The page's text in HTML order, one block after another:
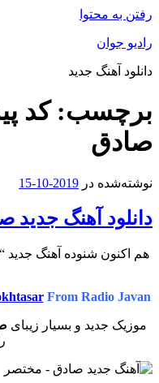
رفتن به محتوا
رادیو جوان
دانلود آهنگ جدید
برچسب:کد
صادق
نوشته‌شده در 2019-10-15
دانلود آهنگ جدید
هم اکنون شنوده آهنگ جدید “
From Radio Javan
موزیک جدید و بسیار زیبای